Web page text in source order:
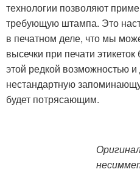
технологии позволяют
требующую штампа. Это
в печатном деле, что мы
высечки при печати
этой редкой возможностью и
нестандартную
будет потрясающим.